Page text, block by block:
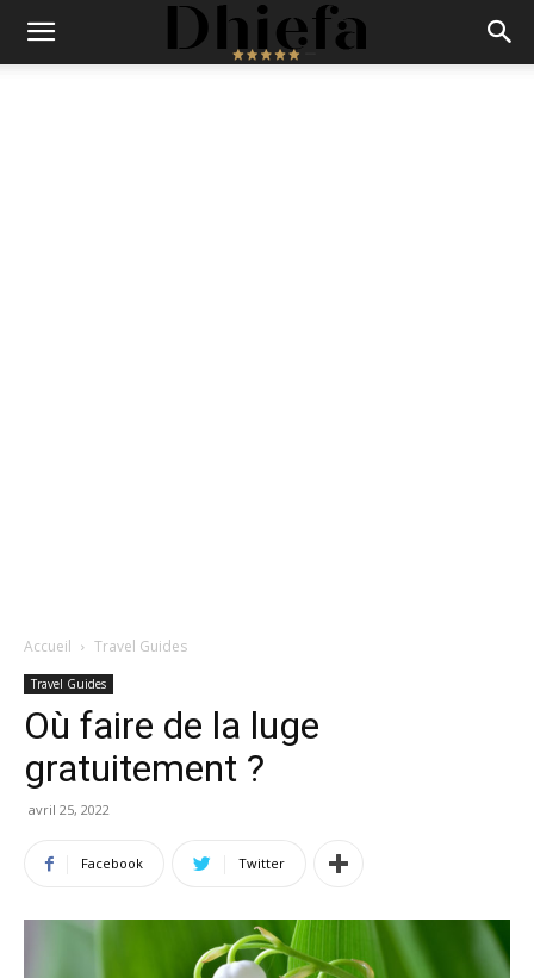
Accueil Travel Guides
Travel Guides
Où faire de la luge
gratuitement ?
avril 25, 2022
Facebook Twitter